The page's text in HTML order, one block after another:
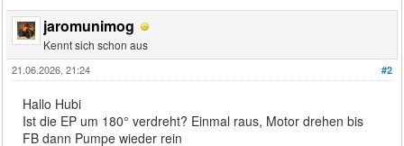
jaromunimog
Kennt sich schon aus
#2
21.06.2026, 21:24
Hallo Hubi
Ist die EP um 180° verdreht? Einmal raus, Motor drehen bis
FB dann Pumpe wieder rein